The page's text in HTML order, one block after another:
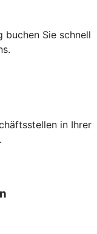
buchen Sie schnell
in Ihrer